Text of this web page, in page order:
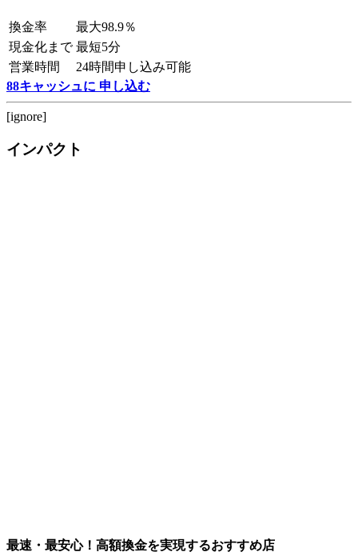
換金率
最大98.9％
現金化まで 最短5分
営業時間
24時間申し込み可能
88キャッシュに 申し込む
[ignore]
インパクト
最速・最安心！高額換金を実現するおすすめ店